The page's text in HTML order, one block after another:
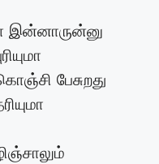
இன்னாருன்னு
பேசுறது